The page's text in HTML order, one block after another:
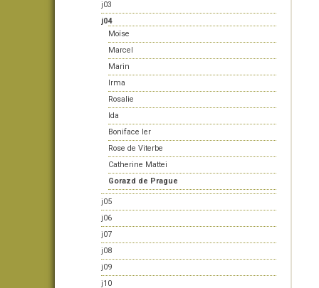
j03
j04
Moïse
Marcel
Marin
Irma
Rosalie
Ida
Boniface Ier
Rose de Viterbe
Catherine Mattei
Gorazd de Prague
j05
j06
j07
j08
j09
j10